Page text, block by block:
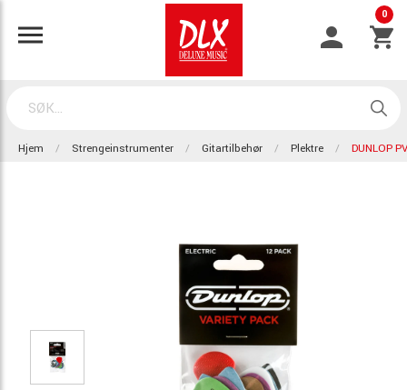
0
Hjem Strengeinstrumenter Gitartilbehør Plektre DUNLOP